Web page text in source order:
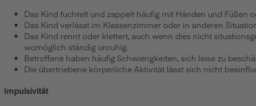
Das Kind fuchtelt und zappelt häufig mit Händen und Füßen
Das Kind verlässt im Klassenzimmer oder in anderen
Das Kind rennt oder klettert, auch wenn dies nicht
womöglich ständig unruhig.
Betroffene haben häufig Schwierigkeiten, sich leise zu
Die übertriebene körperliche Aktivität lässt sich nicht
Impulsivität